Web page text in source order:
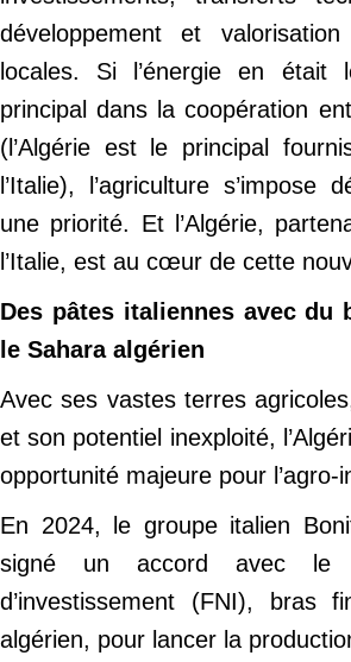
développement et
locales. Si l’énergie en était
principal dans la coopération
(l’Algérie est le principal
l’Italie), l’agriculture s’impose
une priorité. Et l’Algérie,
l’Italie, est au cœur de cette
Des pâtes italiennes avec du
le Sahara algérien
Avec ses vastes terres
et son potentiel inexploité,
opportunité majeure pour l’agro-
En 2024, le groupe italien
signé un accord avec le
d’investissement (FNI), bras
algérien, pour lancer la